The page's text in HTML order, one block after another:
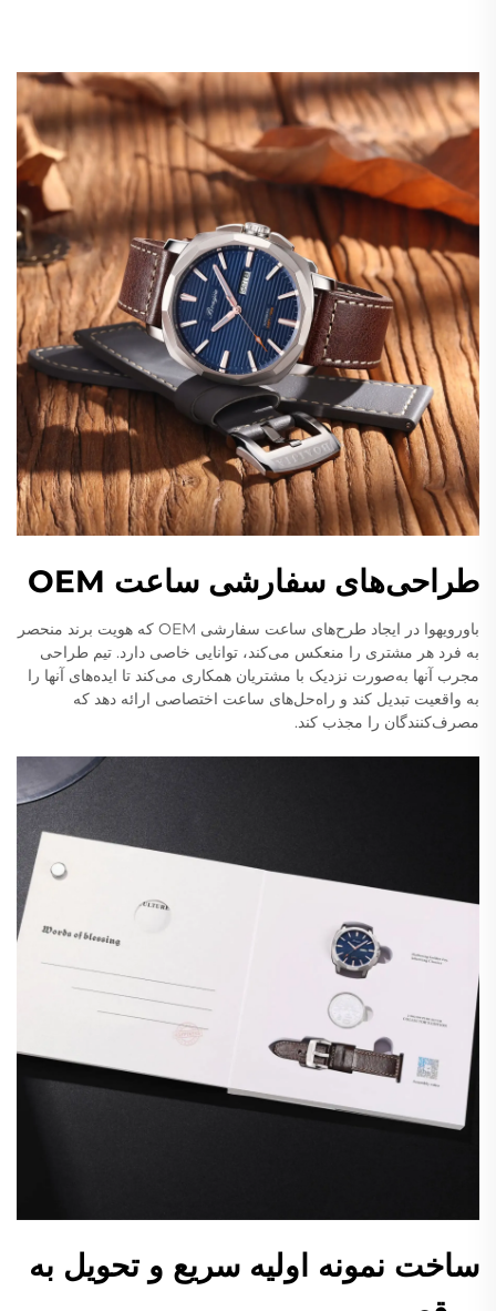
طراحی‌های سفارشی ساعت OEM
باورویهوا در ایجاد طرح‌های ساعت سفارشی OEM که هویت برند منحصر
به فرد هر مشتری را منعکس می‌کند، توانایی خاصی دارد. تیم طراحی
مجرب آنها به‌صورت نزدیک با مشتریان همکاری می‌کند تا ایده‌های آنها را
به واقعیت تبدیل کند و راه‌حل‌های ساعت اختصاصی ارائه دهد که
مصرف‌کنندگان را مجذب کند.
ساخت نمونه اولیه سریع و تحویل به